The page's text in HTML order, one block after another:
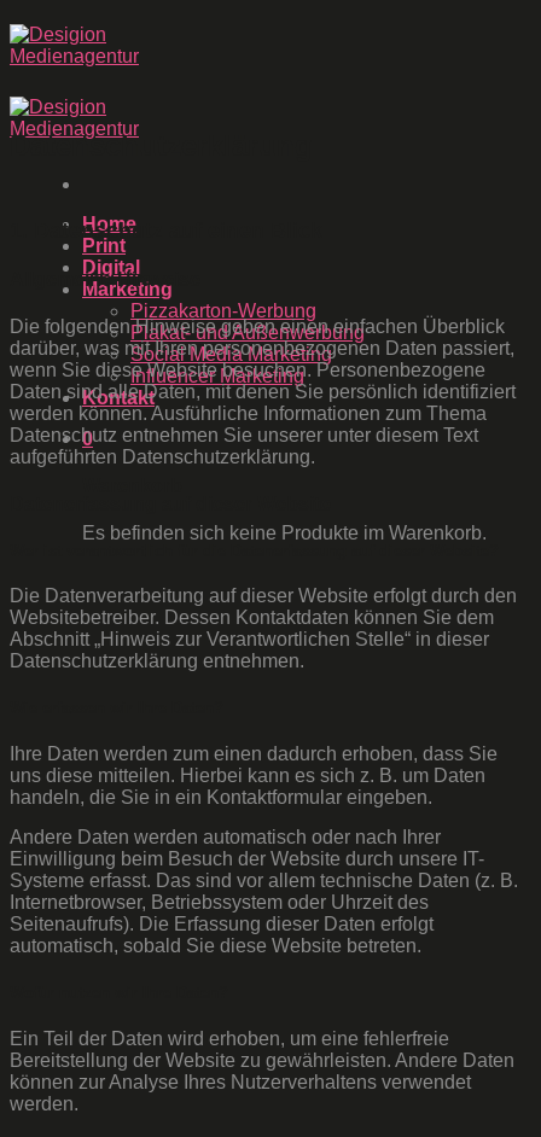
Inhalt
springen
Home
Print
Digital
Marketing
Pizzakarton-Werbung
Plakat- und Außenwerbung
Social Media Marketing
Influencer Marketing
Kontakt
0
Es befinden sich keine Produkte im Warenkorb.
Datenschutzerklärung
1. Datenschutz auf einen Blick
Allgemeine Hinweise
Die folgenden Hinweise geben einen einfachen Überblick
darüber, was mit Ihren personenbezogenen Daten passiert,
wenn Sie diese Website besuchen. Personenbezogene
Daten sind alle Daten, mit denen Sie persönlich identifiziert
werden können. Ausführliche Informationen zum Thema
Datenschutz entnehmen Sie unserer unter diesem Text
aufgeführten Datenschutzerklärung.
Die Datenverarbeitung auf dieser Website erfolgt durch den
Websitebetreiber. Dessen Kontaktdaten können Sie dem
Abschnitt „Hinweis zur Verantwortlichen Stelle“ in dieser
Datenschutzerklärung entnehmen.
Ihre Daten werden zum einen dadurch erhoben, dass Sie
uns diese mitteilen. Hierbei kann es sich z. B. um Daten
handeln, die Sie in ein Kontaktformular eingeben.
Andere Daten werden automatisch oder nach Ihrer
Einwilligung beim Besuch der Website durch unsere IT-
Systeme erfasst. Das sind vor allem technische Daten (z. B.
Internetbrowser, Betriebssystem oder Uhrzeit des
Seitenaufrufs). Die Erfassung dieser Daten erfolgt
automatisch, sobald Sie diese Website betreten.
Ein Teil der Daten wird erhoben, um eine fehlerfreie
Bereitstellung der Website zu gewährleisten. Andere Daten
können zur Analyse Ihres Nutzerverhaltens verwendet
werden.